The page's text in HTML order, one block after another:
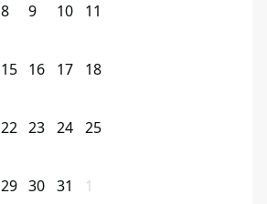
8 9 10 11
15 16 17 18
22 23 24 25
29 30 31 1